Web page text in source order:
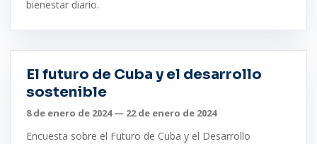
bienestar diario.
El futuro de Cuba y el desarrollo
sostenible
8 de enero de 2024 — 22 de enero de 2024
Encuesta sobre el Futuro de Cuba y el Desarrollo